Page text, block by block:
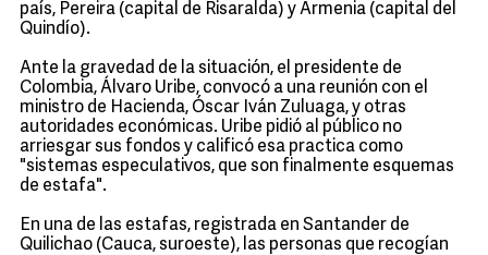
país, Pereira (capital de Risaralda) y Armenia (capital del
Quindío).
Ante la gravedad de la situación, el presidente de
Colombia, Álvaro Uribe, convocó a una reunión con el
ministro de Hacienda, Óscar Iván Zuluaga, y otras
autoridades económicas. Uribe pidió al público no
arriesgar sus fondos y calificó esa practica como
"sistemas especulativos, que son finalmente esquemas
de estafa".
En una de las estafas, registrada en Santander de
Quilichao (Cauca, suroeste), las personas que recogían